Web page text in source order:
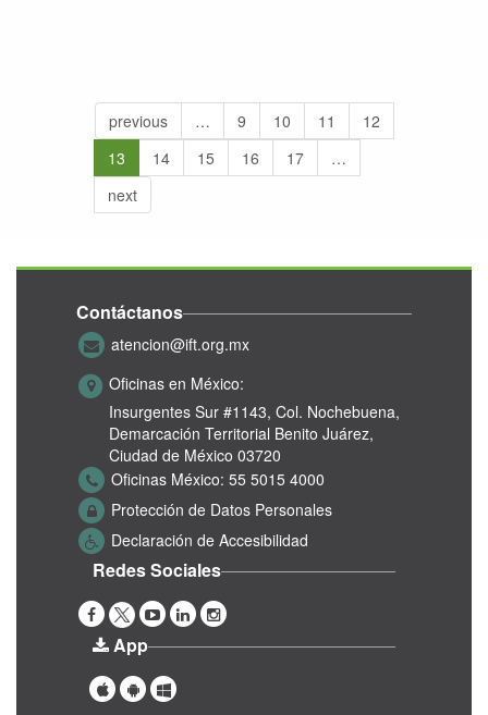
previous … 9 10 11
12
13
14 15 16 17
…
next
Contáctanos
atencion@ift.org.mx
Oficinas en México:
Insurgentes Sur #1143, Col. Nochebuena,
Demarcación Territorial Benito Juárez,
Ciudad de México 03720
Oficinas México: 55 5015 4000
Protección de Datos Personales
Declaración de Accesibilidad
Redes Sociales
App